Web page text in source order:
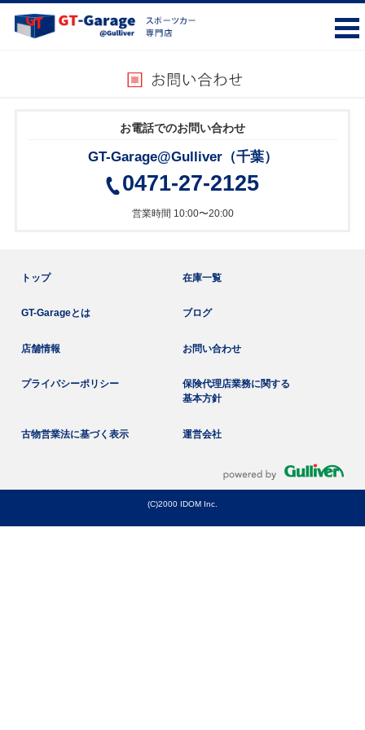
お電話でのお問い合わせ
GT-Garage@Gulliver（千葉）
0471-27-2125
営業時間 10:00〜20:00
トップ 在庫一覧
GT-Garageとは ブログ
店舗情報 お問い合わせ
プライバシーポリシー
保険代理店業務に関する
基本方針
古物営業法に基づく表示 運営会社
(C)2000 IDOM Inc.